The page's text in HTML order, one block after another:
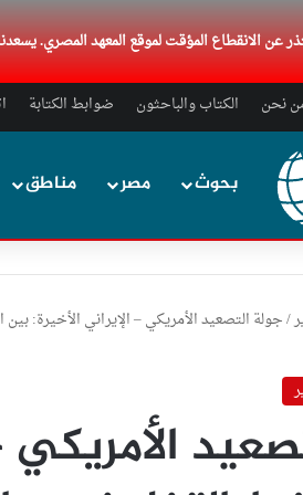
عن الانقطاع المؤقت لموقع المعهد المصري.
نحن الكتاب والباحثون ضوابط الكتابة
بحوث مصر مناطق
/جولة التصعيد الأمريكي – الإيراني الأخيرة:
الأمريكي